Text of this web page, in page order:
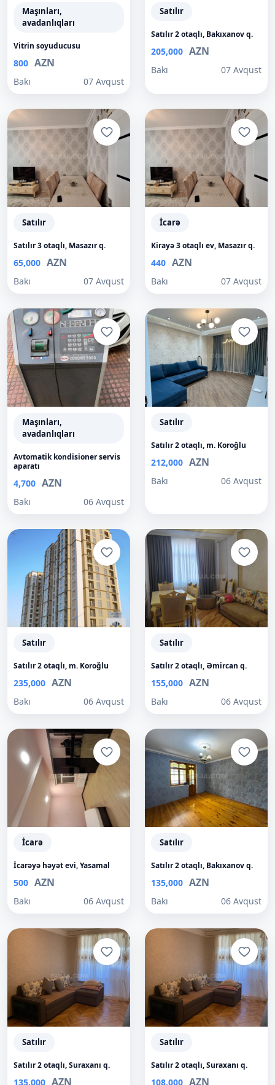
Maşınları,
avadanlıqları
Vitrin soyuducusu
800 AZN
Bakı 07 Avqust
Satılır
Satılır 2 otaqlı, Bakıxanov q.
205,000 AZN
Bakı 07 Avqust
Satılır
Satılır 3 otaqlı, Masazır q.
65,000 AZN
Bakı 07 Avqust
İcarə
Kirayə 3 otaqlı ev, Masazır q.
440 AZN
Bakı 07 Avqust
Maşınları,
avadanlıqları
Avtomatik kondisioner servis
aparatı
4,700 AZN
Bakı 06 Avqust
Satılır
Satılır 2 otaqlı, m. Koroğlu
212,000 AZN
Bakı 06 Avqust
Satılır
Satılır 2 otaqlı, m. Koroğlu
235,000 AZN
Bakı 06 Avqust
Satılır
Satılır 2 otaqlı, Əmircan q.
155,000 AZN
Bakı 06 Avqust
İcarə
İcarəyə həyət evi, Yasamal
500 AZN
Bakı 06 Avqust
Satılır
Satılır 2 otaqlı, Bakıxanov q.
135,000 AZN
Bakı 06 Avqust
Satılır
Satılır 2 otaqlı, Suraxanı q.
135,000 AZN
Satılır
Satılır 2 otaqlı, Suraxanı q.
108,000 AZN